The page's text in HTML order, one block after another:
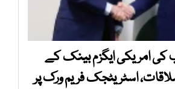
کی امریکی ایگزم بینک کے
اسٹریٹجک فریم ورک پر